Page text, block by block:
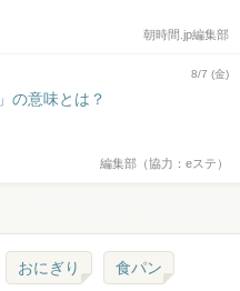
朝時間.jp編集部
8/7 (金)
の意味とは？
編集部（協力：eステ）
おにぎり 食パン